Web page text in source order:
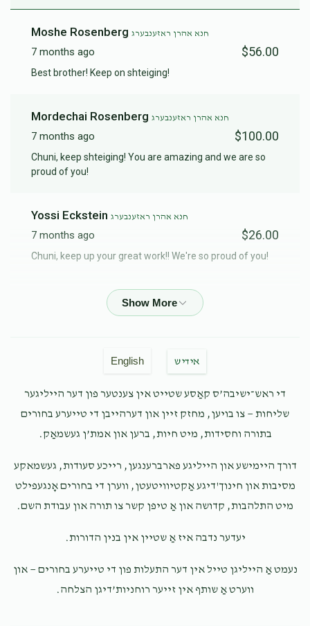
Moshe Rosenberg חנא אהרן ראזענבערג
7 months ago $56.00
Best brother! Keep on shteiging!
Mordechai Rosenberg חנא אהרן ראזענבערג
7 months ago $100.00
Chuni, keep shteiging! You are amazing and we are so
proud of you!
Yossi Eckstein חנא אהרן ראזענבערג
7 months ago $26.00
Chuni, keep up your great work!! We're so proud of you!
Dovi Suri Eli Yiddiחנא אהרן ראזענבערג
Shmiel Amrom & Saraחנא אהרן ראזענבערג
7 months ago $50.00
לכבוד חני אונזער בעסטע פעטער
English אידיש
די ראש־ישיבה’ס קאַסע שטייט אין צענטער פון דער הייליגער
שליחות — צו בויען, מחזק זיין און דערהייבן די טייערע בחורים
בתורה וחסידות, מיט חיות, ברען און אמת’ן געשמאַק.
דורך היימישע און הייליגע פארברענגען, רייכע סעודות, געשמאקע
מסיבות און חינוך'דיגע אַקטיוויטעטן, ווערן די בחורים אָנגעפילט
מיט התלהבות, קדושה און אַ טיפן קשר צו תורה און עבודת השם.
יעדער נדבה איז אַ שטיין אין בנין הדורות.
נעמט אַ הייליגן טייל אין דער התעלות פון די טייערע בחורים — און
ווערט אַ שותף אין זייער רוחניות’דיגן הצלחה.